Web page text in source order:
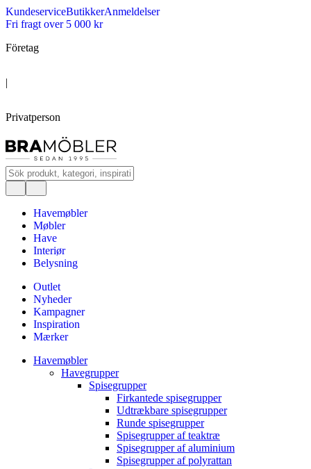
KundeserviceButikkerAnmeldelser
Fri fragt over 5 000 kr
Företag
|
Privatperson
Havemøbler
Møbler
Have
Interiør
Belysning
Outlet
Nyheder
Kampagner
Inspiration
Mærker
Havemøbler
Havegrupper
Spisegrupper
Firkantede spisegrupper
Udtrækbare spisegrupper
Runde spisegrupper
Spisegrupper af teaktræ
Spisegrupper af aluminium
Spisegrupper af polyrattan